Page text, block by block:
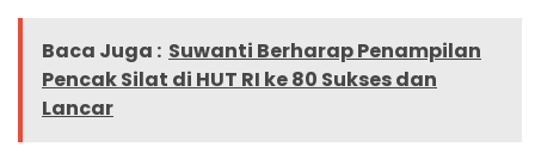
Baca Juga : Suwanti Berharap Penampilan
Pencak Silat di HUT RI ke 80 Sukses dan
Lancar